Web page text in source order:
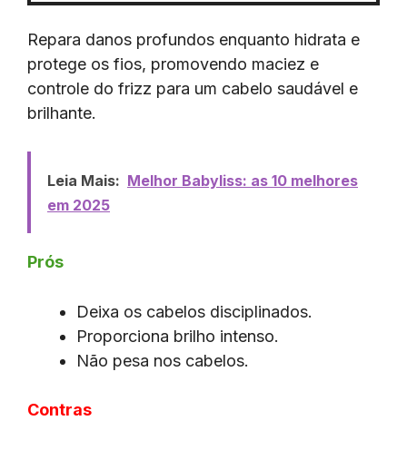
Repara danos profundos enquanto hidrata e
protege os fios, promovendo maciez e
controle do frizz para um cabelo saudável e
brilhante.
Leia Mais: Melhor Babyliss: as 10 melhores
em 2025
Prós
Deixa os cabelos disciplinados.
Proporciona brilho intenso.
Não pesa nos cabelos.
Contras